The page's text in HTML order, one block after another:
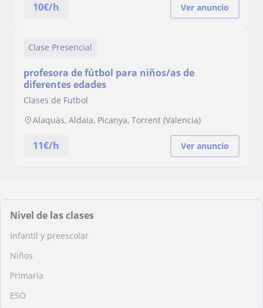
10€/h Ver anuncio
Clase Presencial
profesora de fútbol para niños/as de
diferentes edades
Clases de Futbol
Alaquàs, Aldaia, Picanya, Torrent (Valencia)
11€/h Ver anuncio
Nivel de las clases
Infantil y preescolar
Niños
Primaria
ESO